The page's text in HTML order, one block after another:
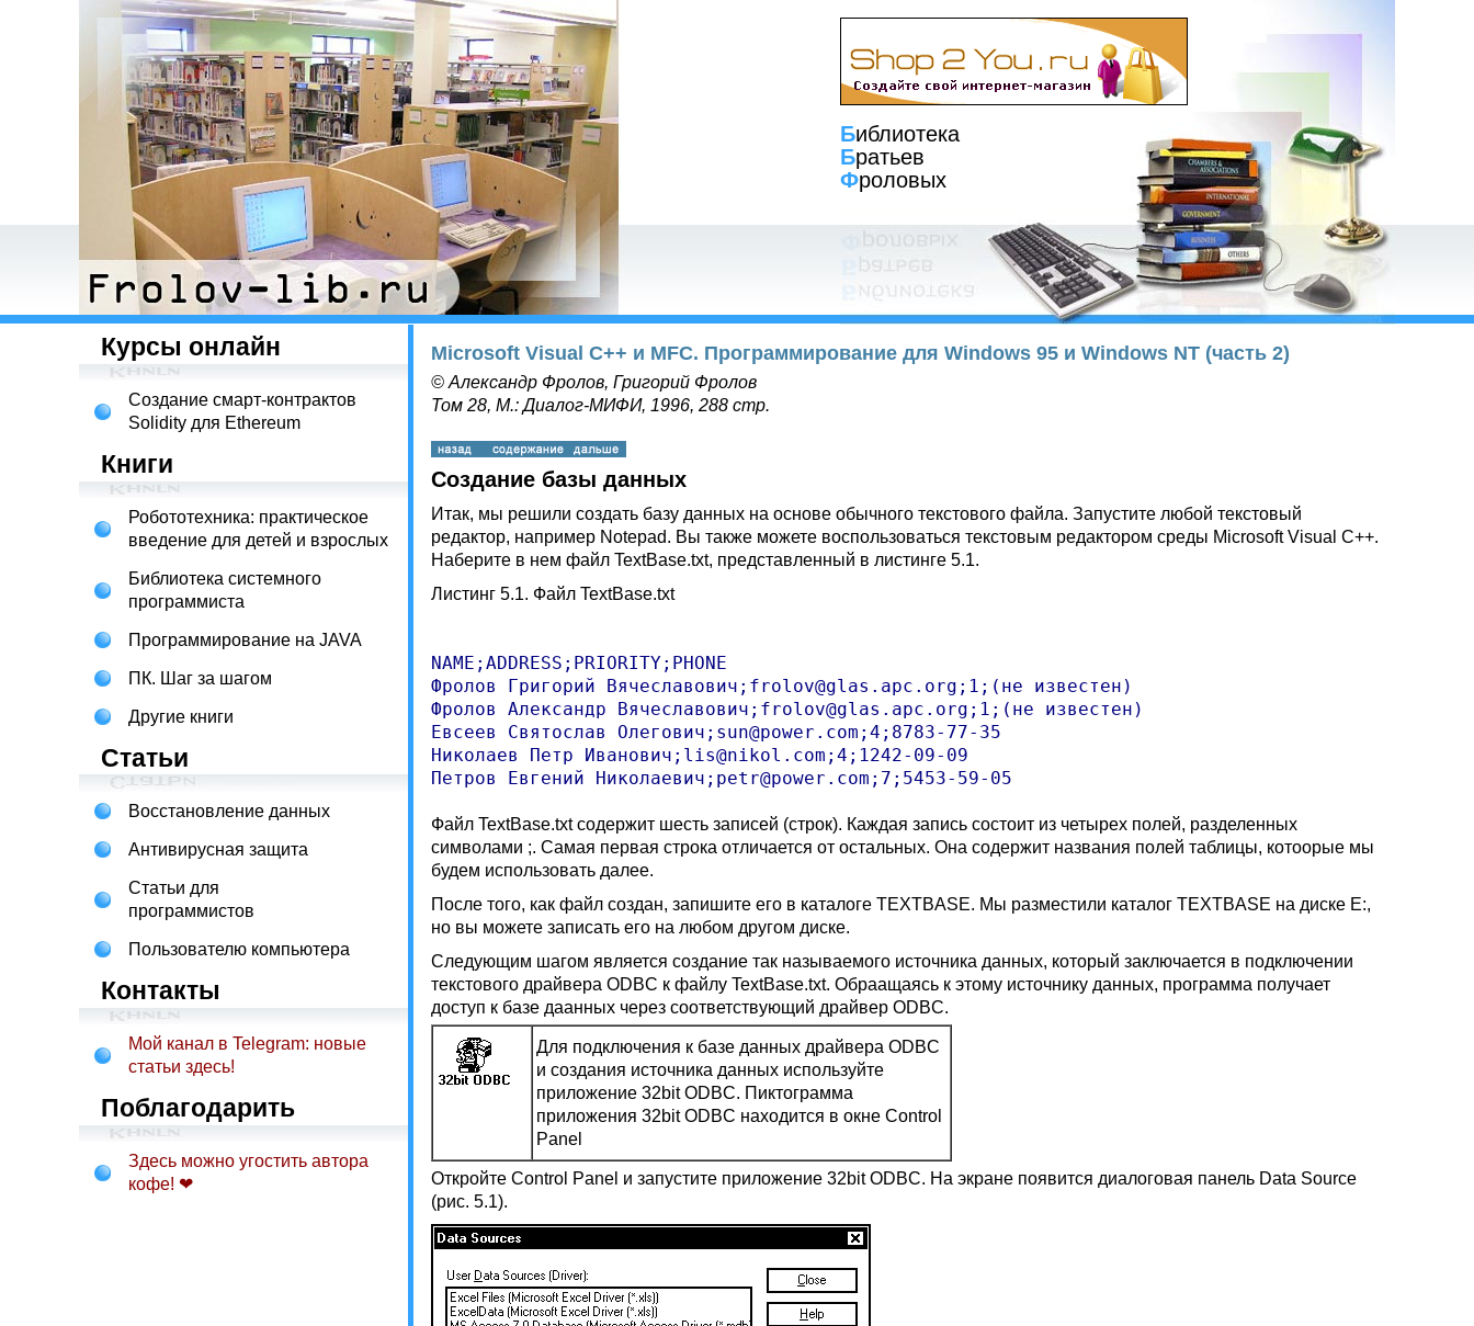
Библиотека
Братьев
Фроловых
Курсы онлайн
Создание смарт-контрактов
Solidity для Ethereum
Книги
Робототехника: практическое
введение для детей и взрослых
Библиотека системного
программиста
Программирование на JAVA
ПК. Шаг за шагом
Другие книги
Статьи
Восстановление данных
Антивирусная защита
Статьи для
программистов
Пользователю компьютера
Контакты
Мой канал в Telegram: новые
статьи здесь!
Поблагодарить
Здесь можно угостить автора
кофе! ❤
Microsoft Visual C++ и MFC. Программирование для Windows 95 и Windows NT (часть 2)
© Александр Фролов, Григорий Фролов
Том 28, М.: Диалог-МИФИ, 1996, 288 стр.
Создание базы данных
Итак, мы решили создать базу данных на основе обычного текстового файла. Запустите любой текстовый
редактор, например Notepad. Вы также можете воспользоваться текстовым редактором среды Microsoft Visual C++.
Наберите в нем файл TextBase.txt, представленный в листинге 5.1.
Листинг 5.1. Файл TextBase.txt
NAME;ADDRESS;PRIORITY;PHONE
Фролов Григорий Вячеславович;frolov@glas.apc.org;1;(не известен)
Фролов Александр Вячеславович;frolov@glas.apc.org;1;(не известен)
Евсеев Святослав Олегович;sun@power.com;4;8783-77-35
Николаев Петр Иванович;lis@nikol.com;4;1242-09-09
Файл TextBase.txt содержит шесть записей (строк). Каждая запись состоит из четырех полей, разделенных
символами ;. Самая первая строка отличается от остальных. Она содержит названия полей таблицы, котоорые мы
будем использовать далее.
После того, как файл создан, запишите его в каталоге TEXTBASE. Мы разместили каталог TEXTBASE на диске E:,
но вы можете записать его на любом другом диске.
Следующим шагом является создание так называемого источника данных, который заключается в подключении
текстового драйвера ODBC к файлу TextBase.txt. Обраащаясь к этому источнику данных, программа получает
доступ к базе даанных через соответствующий драйвер ODBC.
Для подключения к базе данных драйвера ODBC
и создания источника данных используйте
приложение 32bit ODBC. Пиктограмма
приложения 32bit ODBC находится в окне Control
Panel
Откройте Control Panel и запустите приложение 32bit ODBC. На экране появится диалоговая панель Data Source
(рис. 5.1).